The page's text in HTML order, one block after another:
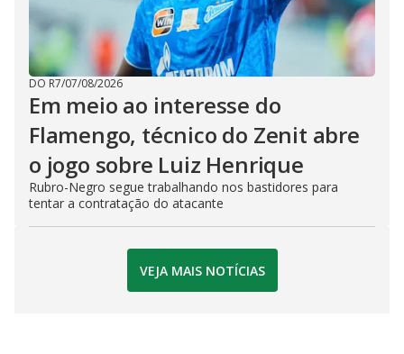
DO R7/07/08/2026
Em meio ao interesse do
Flamengo, técnico do Zenit abre
o jogo sobre Luiz Henrique
Rubro-Negro segue trabalhando nos bastidores para
tentar a contratação do atacante
VEJA MAIS NOTÍCIAS